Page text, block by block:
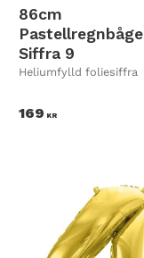
86cm
Pastellregnbåge
Siffra 9
Heliumfylld foliesiffra
169 KR